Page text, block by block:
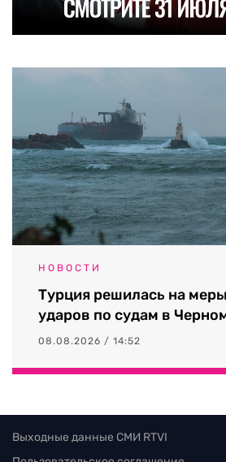
НОВОСТИ
Турция решилась на
ударов по судам в
08.08.2026 / 14:52
Выходные данные СМИ RTVI